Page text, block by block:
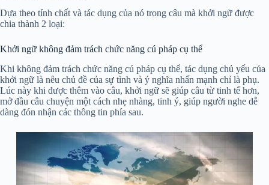
Dựa theo tính chất và tác dụng của nó trong câu mà khởi ngữ được
chia thành 2 loại:
Khởi ngữ không đảm trách chức năng cú pháp cụ thể
Khi không đảm trách chức năng cú pháp cụ thể, tác dụng chủ yếu của
khởi ngữ là nêu chủ đề của sự tình và ý nghĩa nhấn mạnh chỉ là phụ.
Lúc này khi được thêm vào câu, khởi ngữ sẽ giúp câu từ tinh tế hơn,
mở đầu câu chuyện một cách nhẹ nhàng, tinh ý, giúp người nghe dễ
dàng đón nhận các thông tin phía sau.